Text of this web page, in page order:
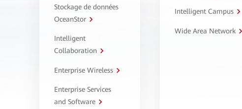
Stockage de données
OceanStor
Intelligent
Collaboration
Enterprise Wireless
Enterprise Services
and Software
Intelligent Campus
Wide Area Network